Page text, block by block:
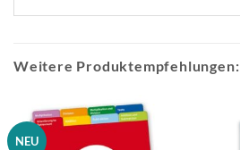
Weitere Produktempfehlungen:
NEU